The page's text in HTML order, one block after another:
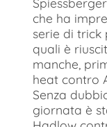
che ha
serie di trick
quali è
manche,
heat contro
Senza
giornata è